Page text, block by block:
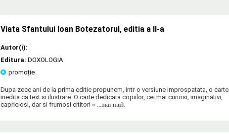
Viata Sfantului Ioan Botezatorul, editia a II-a
Autor(i):
Editura: DOXOLOGIA
promoție
Dupa zece ani de la prima editie propunem, intr-o versiune improspatata, o carte
inedita ca text si ilustrare. O carte dedicata copiilor, cei mai curiosi, imaginativi,
capriciosi, dar si frumosi cititori » ...mai mult